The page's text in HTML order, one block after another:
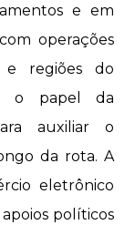
e em
operações
e regiões do
o papel da
auxiliar o
da rota. A
eletrônico
políticos